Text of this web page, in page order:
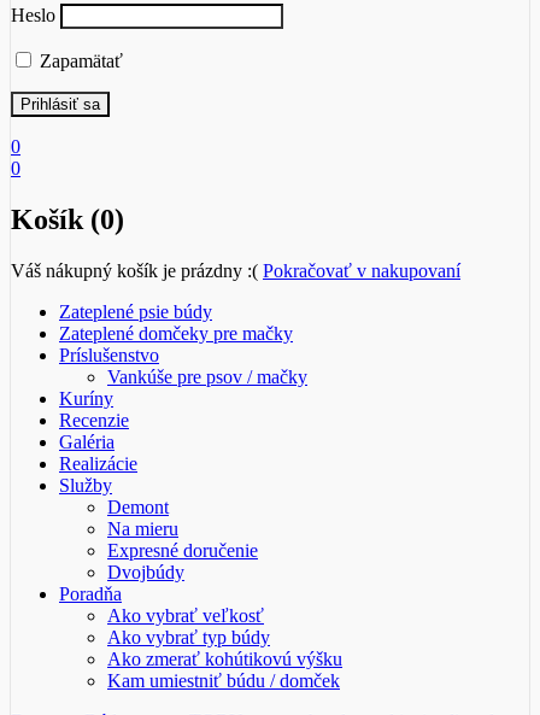
Heslo
Zapamätať
0
0
Košík (0)
Váš nákupný košík je prázdny :( Pokračovať v nakupovaní
Zateplené psie búdy
Zateplené domčeky pre mačky
Príslušenstvo
Vankúše pre psov / mačky
Kuríny
Recenzie
Galéria
Realizácie
Služby
Demont
Na mieru
Expresné doručenie
Dvojbúdy
Poradňa
Ako vybrať veľkosť
Ako vybrať typ búdy
Ako zmerať kohútikovú výšku
Kam umiestniť búdu / domček